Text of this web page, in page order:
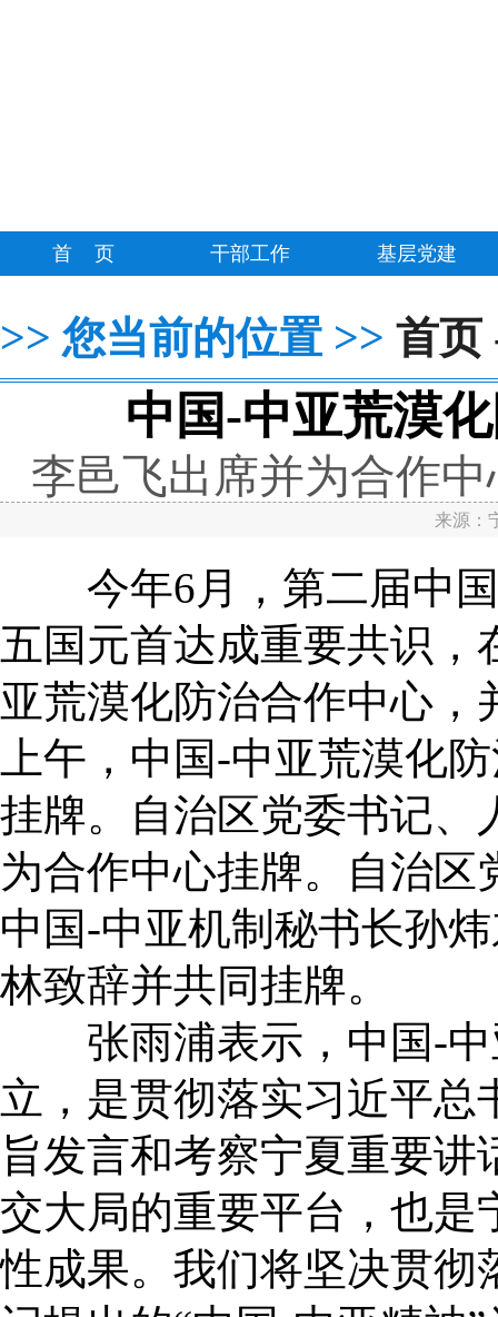
首 页 干部工作 基层党建
>> 您当前的位置 >> 首页
中国-中亚荒漠
李邑飞出席并为合作
来源：
今年6月，第二届中国-
五国元首达成重要共识
亚荒漠化防治合作中心，
上午，中国-中亚荒漠化
挂牌。自治区党委书记、
为合作中心挂牌。自治
中国-中亚机制秘书长孙
林致辞并共同挂牌。
张雨浦表示，中国-中
立，是贯彻落实习近平
旨发言和考察宁夏重要
交大局的重要平台，也是
性成果。我们将坚决贯彻